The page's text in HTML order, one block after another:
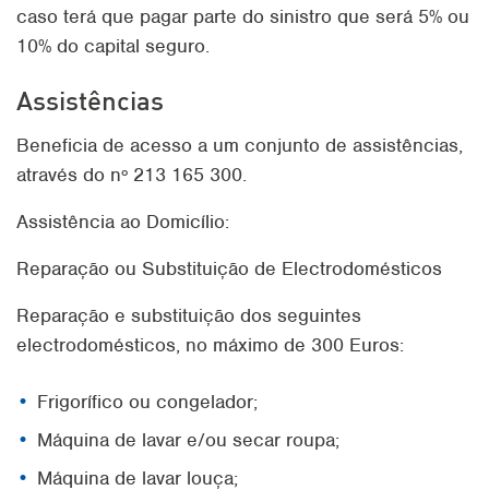
caso terá que pagar parte do sinistro que será 5% ou
10% do capital seguro.
Assistências
Beneficia de acesso a um conjunto de assistências,
através do nº 213 165 300.
Assistência ao Domicílio:
Reparação ou Substituição de Electrodomésticos
Reparação e substituição dos seguintes
electrodomésticos, no máximo de 300 Euros:
Frigorífico ou congelador;
Máquina de lavar e/ou secar roupa;
Máquina de lavar louça;